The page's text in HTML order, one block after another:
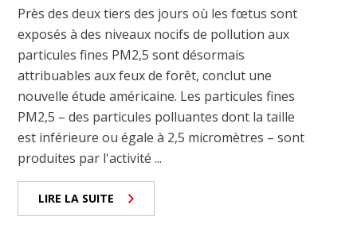
Près des deux tiers des jours où les fœtus sont
exposés à des niveaux nocifs de pollution aux
particules fines PM2,5 sont désormais
attribuables aux feux de forêt, conclut une
nouvelle étude américaine. Les particules fines
PM2,5 – des particules polluantes dont la taille
est inférieure ou égale à 2,5 micromètres – sont
produites par l'activité ...
LIRE LA SUITE